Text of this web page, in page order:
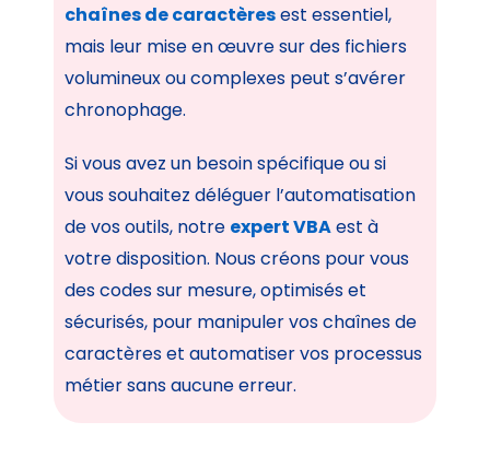
chaînes de caractèresest essentiel,
mais leur mise en œuvre sur des fichiers
volumineux ou complexes peut s’avérer
chronophage.
Si vous avez un besoin spécifique ou si
vous souhaitez déléguer l’automatisation
de vos outils, notre expert VBAest à
votre disposition. Nous créons pour vous
des codes sur mesure, optimisés et
sécurisés, pour manipuler vos chaînes de
caractères et automatiser vos processus
métier sans aucune erreur.